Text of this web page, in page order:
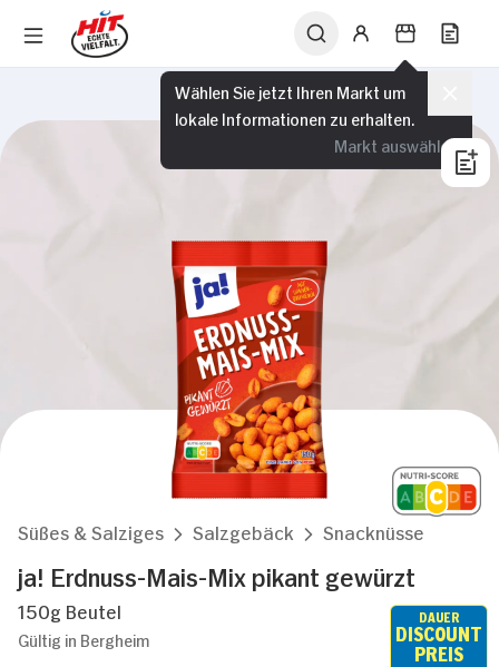
Wählen Sie jetzt Ihren Markt um
lokale Informationen zu erhalten.
Markt auswählen
Süßes & Salziges Salzgebäck Snacknüsse
ja! Erdnuss-Mais-Mix pikant gewürzt
150g Beutel
Gültig in Bergheim
DAUER
DISCOUNT
PREIS